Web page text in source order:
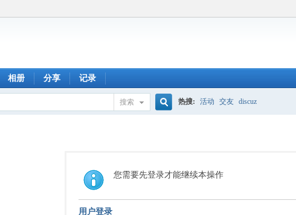
相册 分享 记录
搜索
索
热搜: 活动 交友 discuz
您需要先登录才能继续本操作
用户登录